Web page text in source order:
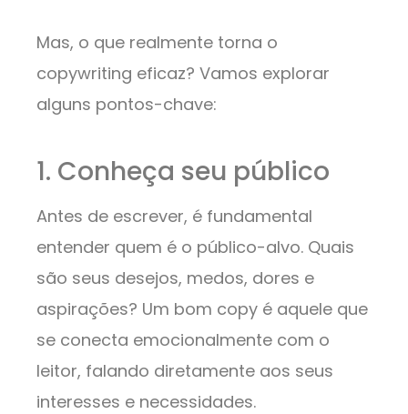
Mas, o que realmente torna o
copywriting eficaz? Vamos explorar
alguns pontos-chave:
1. Conheça seu público
Antes de escrever, é fundamental
entender quem é o público-alvo. Quais
são seus desejos, medos, dores e
aspirações? Um bom copy é aquele que
se conecta emocionalmente com o
leitor, falando diretamente aos seus
interesses e necessidades.